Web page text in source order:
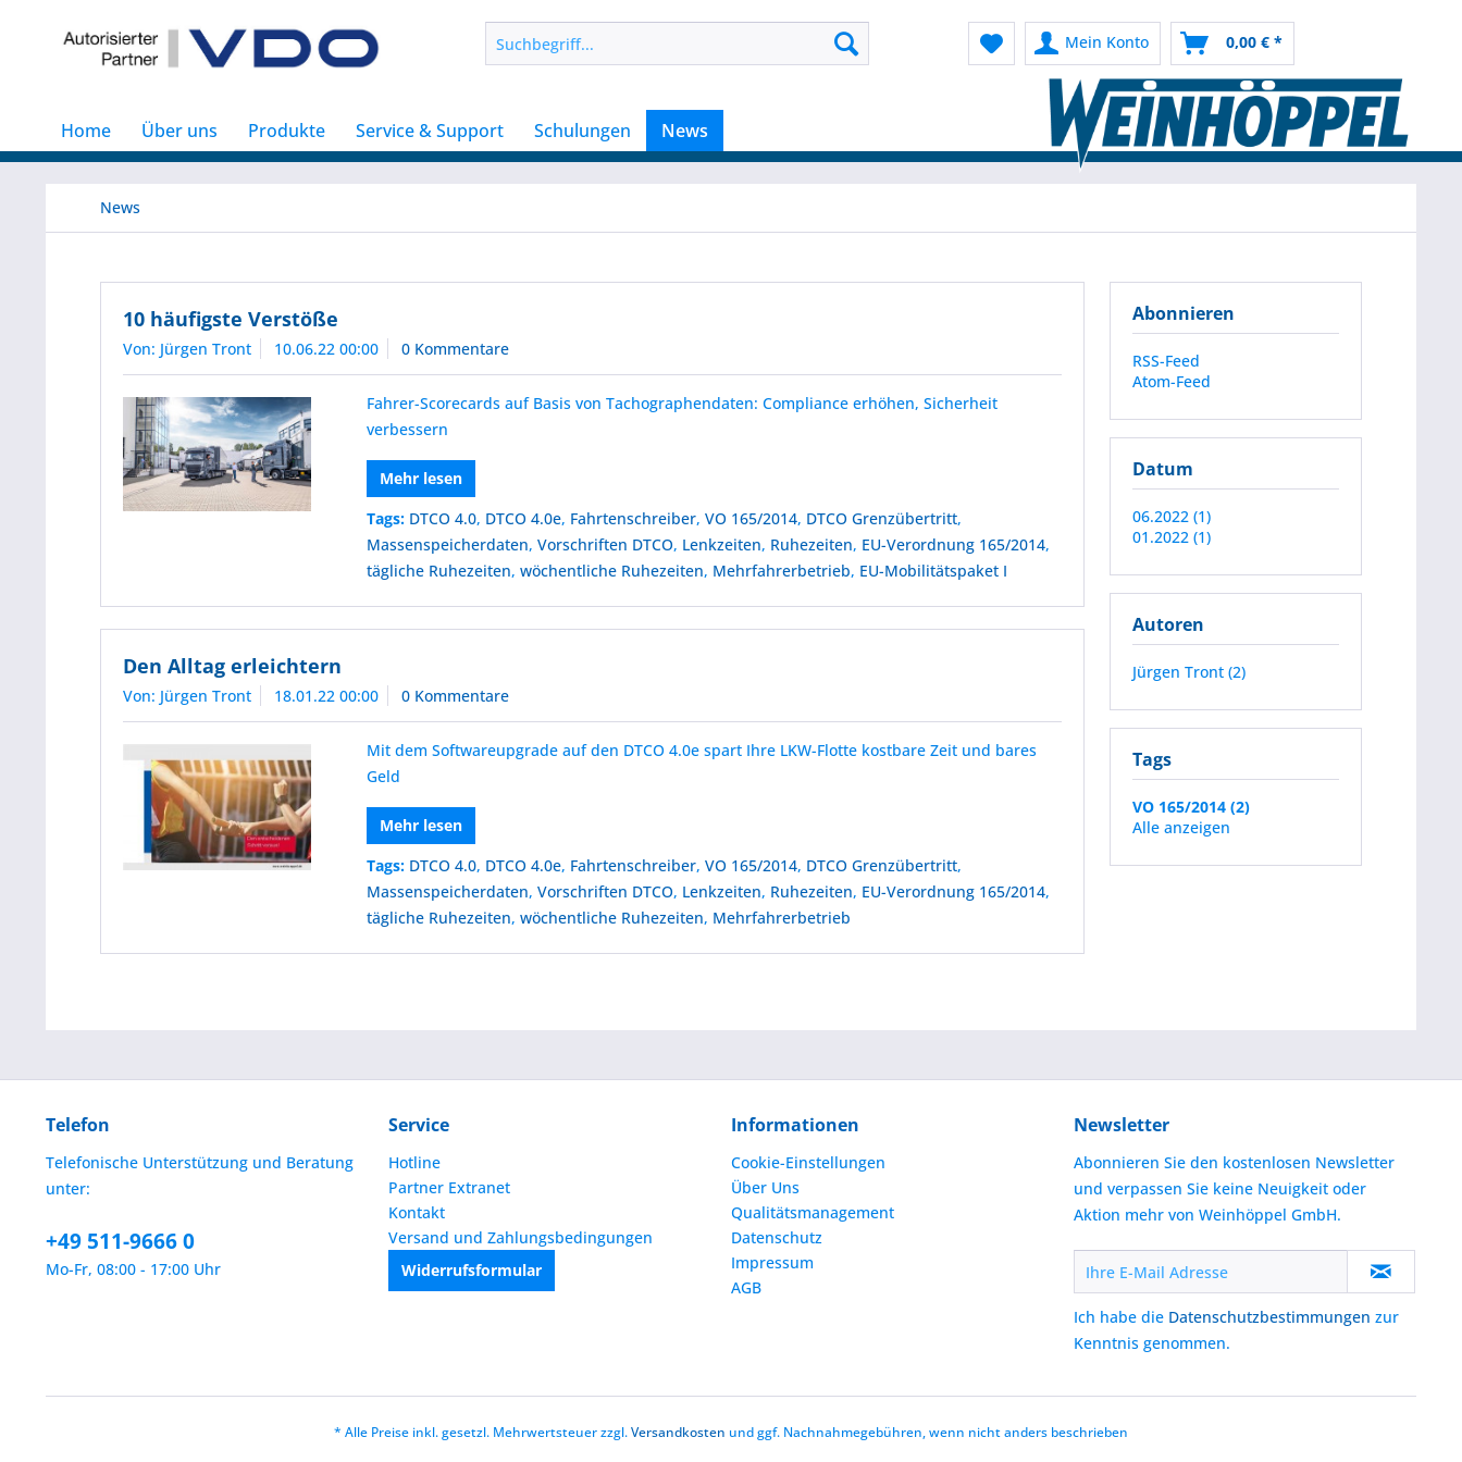
Mein Konto 0,00 € *
Home Über uns Produkte Service & Support Schulungen News
News
Abonnieren
RSS-Feed
Atom-Feed
Datum
06.2022 (1)
01.2022 (1)
Autoren
Jürgen Tront (2)
Tags
VO 165/2014 (2)
Alle anzeigen
10 häufigste Verstöße
Von: Jürgen Tront 10.06.22 00:00 0 Kommentare
Fahrer-Scorecards auf Basis von Tachographendaten: Compliance erhöhen, Sicherheit
verbessern
Mehr lesen
Tags: DTCO 4.0, DTCO 4.0e, Fahrtenschreiber,VO 165/2014, DTCO Grenzübertritt,
Massenspeicherdaten,Vorschriften DTCO, Lenkzeiten, Ruhezeiten, EU-Verordnung 165/2014,
tägliche Ruhezeiten,wöchentliche Ruhezeiten, Mehrfahrerbetrieb, EU-Mobilitätspaket I
Den Alltag erleichtern
Von: Jürgen Tront 18.01.22 00:00 0 Kommentare
Mit dem Softwareupgrade auf den DTCO 4.0e spart Ihre LKW-Flotte kostbare Zeit und bares
Geld
Mehr lesen
Tags: DTCO 4.0, DTCO 4.0e, Fahrtenschreiber,VO 165/2014, DTCO Grenzübertritt,
Massenspeicherdaten,Vorschriften DTCO, Lenkzeiten, Ruhezeiten, EU-Verordnung 165/2014,
tägliche Ruhezeiten,wöchentliche Ruhezeiten, Mehrfahrerbetrieb
Telefon
Telefonische Unterstützung und Beratung
unter:
+49 511-9666 0
Mo-Fr, 08:00 - 17:00 Uhr
Service
Hotline
Partner Extranet
Kontakt
Versand und Zahlungsbedingungen
Widerrufsformular
Informationen
Cookie-Einstellungen
Über Uns
Qualitätsmanagement
Datenschutz
Impressum
AGB
Newsletter
Abonnieren Sie den kostenlosen Newsletter
und verpassen Sie keine Neuigkeit oder
Aktion mehr von Weinhöppel GmbH.
Ich habe die Datenschutzbestimmungen zur
Kenntnis genommen.
* Alle Preise inkl. gesetzl. Mehrwertsteuer zzgl.Versandkosten und ggf. Nachnahmegebühren, wenn nicht anders beschrieben